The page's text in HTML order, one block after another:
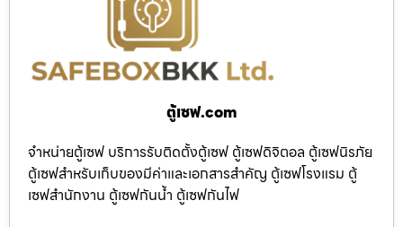
ตู้เซฟ.com
จำหน่ายตู้เซฟ บริการรับติดตั้งตู้เซฟ ตู้เซฟดิจิตอล ตู้เซฟนิรภัย
ตู้เซฟสำหรับเก็บของมีค่าและเอกสารสำคัญ ตู้เซฟโรงแรม ตู้
เซฟสำนักงาน ตู้เซฟกันน้ำ ตู้เซฟกันไฟ